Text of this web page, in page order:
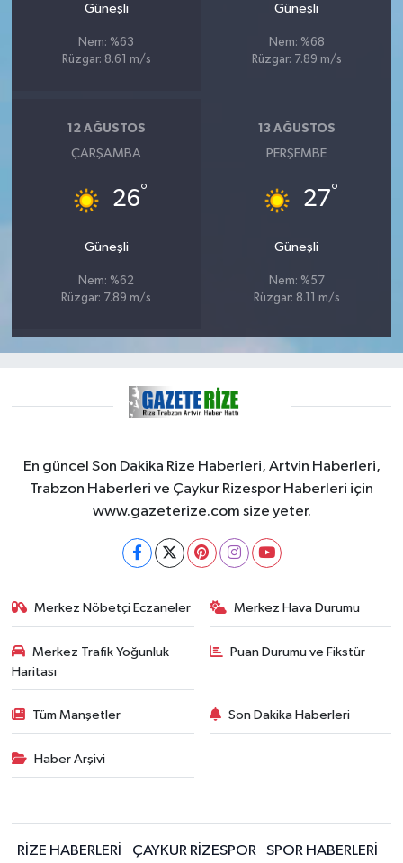
Güneşli
Nem: %63
Rüzgar: 8.61 m/s
Güneşli
Nem: %68
Rüzgar: 7.89 m/s
12 AĞUSTOS
ÇARŞAMBA
26°
Güneşli
Nem: %62
Rüzgar: 7.89 m/s
13 AĞUSTOS
PERŞEMBE
27°
Güneşli
Nem: %57
Rüzgar: 8.11 m/s
En güncel Son Dakika Rize Haberleri, Artvin Haberleri,
Trabzon Haberleri ve Çaykur Rizespor Haberleri için
www.gazeterize.com size yeter.
Merkez Nöbetçi Eczaneler Merkez Hava Durumu
Merkez Trafik Yoğunluk
Haritası
Puan Durumu ve Fikstür
Tüm Manşetler Son Dakika Haberleri
Haber Arşivi
RİZE HABERLERİ ÇAYKUR RİZESPOR SPOR HABERLERİ